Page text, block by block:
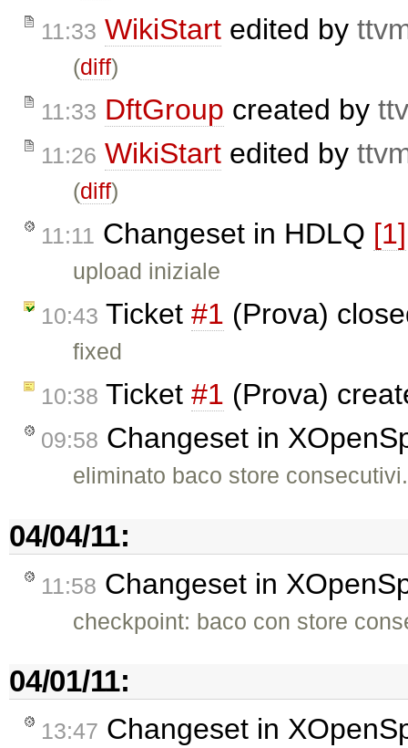
11:33 WikiStart edited by
(diff)
11:33 DftGroup created by
11:26 WikiStart edited by
(diff)
11:11 Changeset in HDLQ [1]
upload iniziale
10:43 Ticket #1 (Prova)
fixed
10:38 Ticket #1 (Prova)
09:58 Changeset in
eliminato baco store
04/04/11:
11:58 Changeset in
checkpoint: baco con store
04/01/11:
13:47 Changeset in